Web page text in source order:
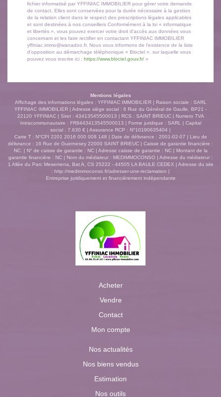
fichier informatisé par YFFINIAC IMMOBILIER pour gérer votre demande
de contact. Elles sont conservées pour la durée nécessaire à la gestion
de la relation client dans le respect des prescriptions légales applicables
et sont destinées à nos conseillers Conformément à la loi « informatique
et libertés », vous pouvez exercer votre droit d'accès aux données vous
concernant et les faire rectifier en contactant YFFINIAC IMMOBILIER
yffiniac.immo@wanadoo.fr. Nous vous informons de l'existence de la liste
d'opposition au démarchage téléphonique « Bloctel », sur laquelle vous
pouvez vous inscrire ici : https://www.bloctel.gouv.fr/ »
Mentions légales
Affichage des informations légales : YFFINIAC IMMOBILIER | Raison sociale : SARL
YFFINIAC IMMOBILIER | Adresse siège social : 6 Rue du Général de Gaulle, BP21 -
22120 YFFINIAC | Siret : 43413545500013 | RCS : SAINT BRIEUC | Numero TVA
Intracommunautaire : FR8443413545500013 | Forme juridique : SARL | Capital
social : 7.630 € | Assurance RCP : N°10190635404 |
Carte T : N°CPI 2201 2016 000 008 148 | Date de délivrance : 2001-02-07 | Lieu de
délivrance : 16 Rue de Guernesey 22000 SAINT BRIEUC | Caisse de garantie financière :
NC. | N° de caisse de garantie : NC | Adresse caisse de garantie : NC | Montant de la
garantie financière : NC | Nom du médiateur : MEDIMMOCONSO | Adresse du médiateur :
1 Allée du Parc Mesemena, Bat A, CS 25222 - 44505 LA BAULE CEDEX | Adresse du site
: http://medimmoconso.fr/adresser-une-reclamation |
Entreprise juridiquement et financièrement indépendante
Acheter
Vendre
Contact
Mon compte
Nos actualités
Nos biens vendus
Estimation
Nos outils